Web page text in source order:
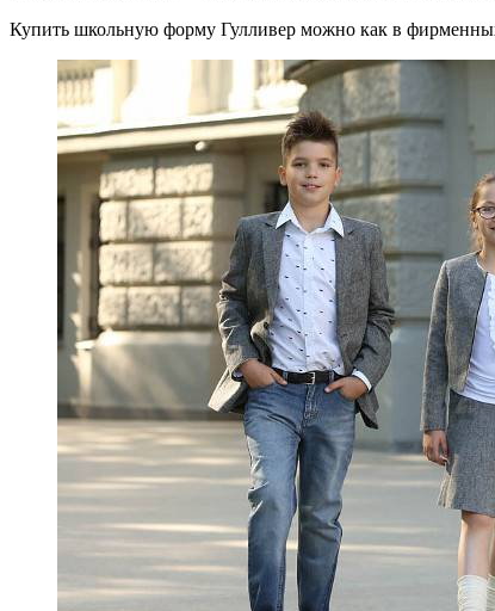
Купить школьную форму Гулливер можно как в